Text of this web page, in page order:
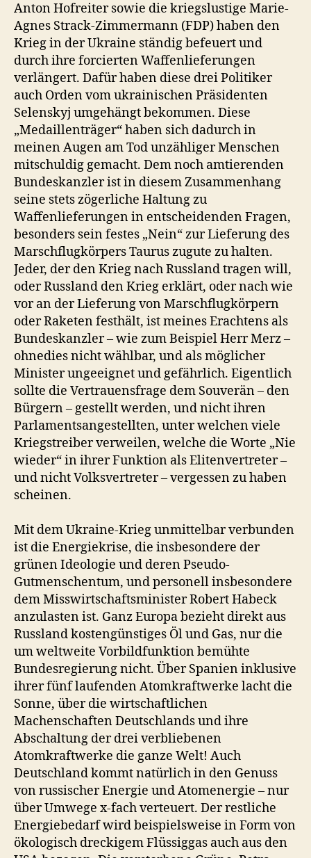
Anton Hofreiter sowie die kriegslustige Marie-
Agnes Strack-Zimmermann (FDP) haben den
Krieg in der Ukraine ständig befeuert und
durch ihre forcierten Waffenlieferungen
verlängert. Dafür haben diese drei Politiker
auch Orden vom ukrainischen Präsidenten
Selenskyj umgehängt bekommen. Diese
„Medaillenträger“ haben sich dadurch in
meinen Augen am Tod unzähliger Menschen
mitschuldig gemacht. Dem noch amtierenden
Bundeskanzler ist in diesem Zusammenhang
seine stets zögerliche Haltung zu
Waffenlieferungen in entscheidenden Fragen,
besonders sein festes „Nein“ zur Lieferung des
Marschflugkörpers Taurus zugute zu halten.
Jeder, der den Krieg nach Russland tragen will,
oder Russland den Krieg erklärt, oder nach wie
vor an der Lieferung von Marschflugkörpern
oder Raketen festhält, ist meines Erachtens als
Bundeskanzler – wie zum Beispiel Herr Merz –
ohnedies nicht wählbar, und als möglicher
Minister ungeeignet und gefährlich. Eigentlich
sollte die Vertrauensfrage dem Souverän – den
Bürgern – gestellt werden, und nicht ihren
Parlamentsangestellten, unter welchen viele
Kriegstreiber verweilen, welche die Worte „Nie
wieder“ in ihrer Funktion als Elitenvertreter –
und nicht Volksvertreter – vergessen zu haben
scheinen.
Mit dem Ukraine-Krieg unmittelbar verbunden
ist die Energiekrise, die insbesondere der
grünen Ideologie und deren Pseudo-
Gutmenschentum, und personell insbesondere
dem Misswirtschaftsminister Robert Habeck
anzulasten ist. Ganz Europa bezieht direkt aus
Russland kostengünstiges Öl und Gas, nur die
um weltweite Vorbildfunktion bemühte
Bundesregierung nicht. Über Spanien inklusive
ihrer fünf laufenden Atomkraftwerke lacht die
Sonne, über die wirtschaftlichen
Machenschaften Deutschlands und ihre
Abschaltung der drei verbliebenen
Atomkraftwerke die ganze Welt! Auch
Deutschland kommt natürlich in den Genuss
von russischer Energie und Atomenergie – nur
über Umwege x-fach verteuert. Der restliche
Energiebedarf wird beispielsweise in Form von
ökologisch dreckigem Flüssiggas auch aus den